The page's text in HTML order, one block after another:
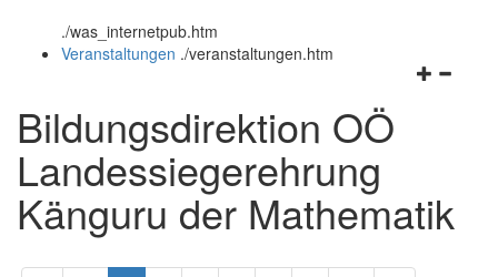
und
schließen
./was_internetpub.htm
Veranstaltungen ./veranstaltungen.htm
Bildungsdirektion OÖ
Landessiegerehrung
Känguru der Mathematik